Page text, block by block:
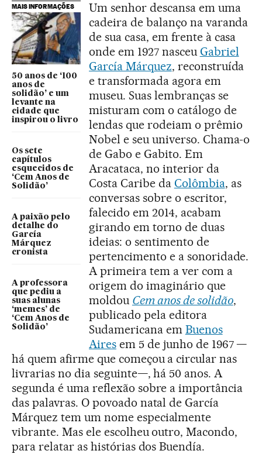
MAIS INFORMAÇÕES
50 anos de ‘100
anos de
solidão’ e um
levante na
cidade que
inspirou o livro
Os sete
capítulos
esquecidos de
‘Cem Anos de
Solidão’
A paixão pelo
detalhe do
García
Márquez
cronista
A professora
que pediu a
suas alunas
‘memes’ de
‘Cem Anos de
Solidão’
Um senhor descansa em uma
cadeira de balanço na varanda
de sua casa, em frente à casa
onde em 1927 nasceu Gabriel
García Márquez, reconstruída
e transformada agora em
museu. Suas lembranças se
misturam com o catálogo de
lendas que rodeiam o prêmio
Nobel e seu universo. Chama-o
de Gabo e Gabito. Em
Aracataca, no interior da
Costa Caribe da Colômbia, as
conversas sobre o escritor,
falecido em 2014, acabam
girando em torno de duas
ideias: o sentimento de
pertencimento e a sonoridade.
A primeira tem a ver com a
origem do imaginário que
moldou Cem anos de solidão,
publicado pela editora
Sudamericana em Buenos
Airesem 5 de junho de 1967 —
há quem afirme que começou a circular nas
livrarias no dia seguinte—, há 50 anos. A
segunda é uma reflexão sobre a importância
das palavras. O povoado natal de García
Márquez tem um nome especialmente
vibrante. Mas ele escolheu outro, Macondo,
para relatar as histórias dos Buendía.